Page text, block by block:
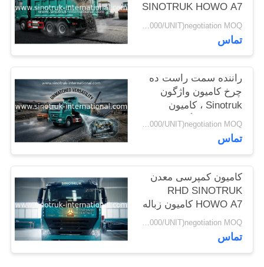
سیاست
حفظ
حریم
خصوصی
SINOTRUK HOWO A7
برای ساخت و ساز
USD38000-USD42000/UNIT)negotiation MOQ:واحد 1
تماس
راننده سمت راست ده
چرخ کامیون واژگون
Sinotruk ، کامیون
کمپرسی سنگین
USD38000-USD42000/UNIT)negotiation MOQ:واحد 1
تماس
کامیون کمپرسی معدن
RHD SINOTRUK
HOWO A7 کامیون زباله
ZZ3257M3847N1 A7- PUSD38000-USD42000/UNIT)negotiation MOQ:واحد 1
تماس